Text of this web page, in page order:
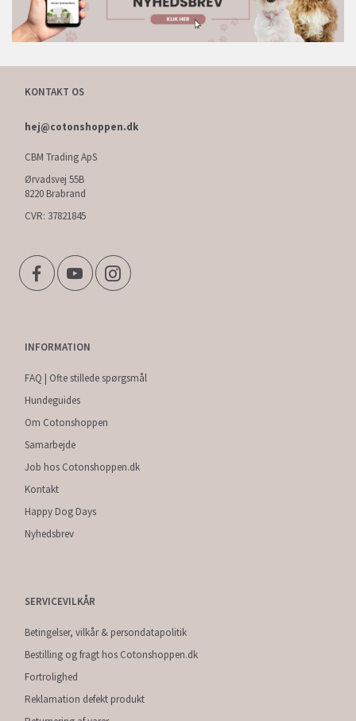
KONTAKT OS
hej@cotonshoppen.dk
CBM Trading ApS
Ørvadsvej 55B
8220 Brabrand
CVR: 37821845
INFORMATION
FAQ | Ofte stillede spørgsmål
Hundeguides
Om Cotonshoppen
Samarbejde
Job hos Cotonshoppen.dk
Kontakt
Happy Dog Days
Nyhedsbrev
SERVICEVILKÅR
Betingelser, vilkår & persondatapolitik
Bestilling og fragt hos Cotonshoppen.dk
Fortrolighed
Reklamation defekt produkt